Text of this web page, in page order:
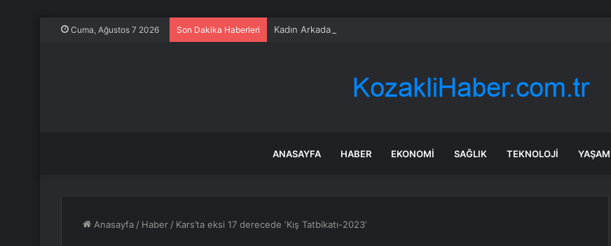
Cuma, Ağustos 7 2026 Son Dakika Haberleri Kadın Arkadaşlıkları Ruh Sağlığını Güçlendiriyor: Ancak Her İlişki Destekleyici
ANASAYFA HABER EKONOMI SAĞLIK TEKNOLOJI YAŞAM
Anasayfa / Haber / Kars’ta eksi 17 derecede ‘Kış Tatbikatı-2023’